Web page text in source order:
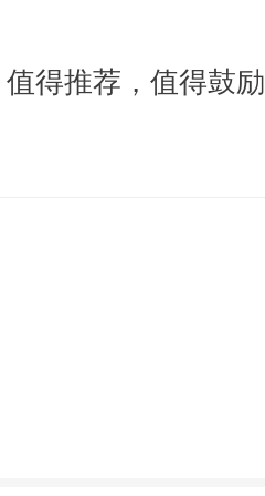
得推荐，值得鼓励